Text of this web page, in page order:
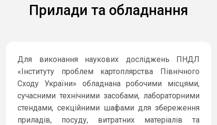
Прилади та обладнання
Для виконання наукових досліджень ПНДЛ
«Інституту проблем картоплярства Північного
Сходу України» обладнана робочими місцями,
сучасними технічними засобами, лабораторними
стендами, секційними шафами для збереження
приладів, посуду, витратних матеріалів та